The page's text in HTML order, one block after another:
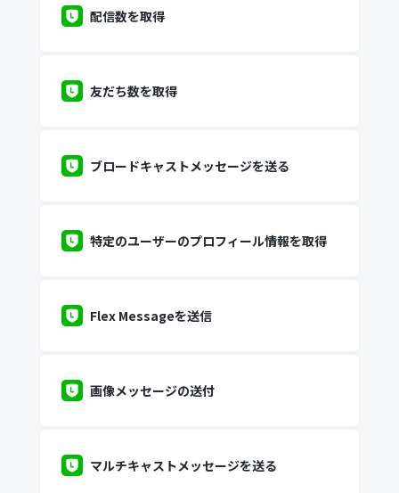
配信数を取得
友だち数を取得
ブロードキャストメッセージを送る
特定のユーザーのプロフィール情報を取得
Flex Messageを送信
画像メッセージの送付
マルチキャストメッセージを送る